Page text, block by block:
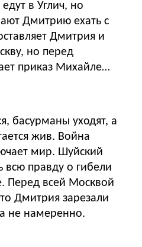
в Углич, но
Дмитрию ехать с
Дмитрия и
но перед
приказ Михайле…
басурманы уходят, а
жив. Война
мир. Шуйский
всю правду о гибели
Перед всей Москвой
Дмитрия зарезали
не намеренно.